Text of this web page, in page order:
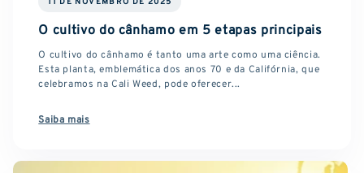
O cultivo do cânhamo em 5 etapas principais
O cultivo do cânhamo é tanto uma arte como uma ciência.
Esta planta, emblemática dos anos 70 e da Califórnia, que
celebramos na Cali Weed, pode oferecer...
Saiba mais